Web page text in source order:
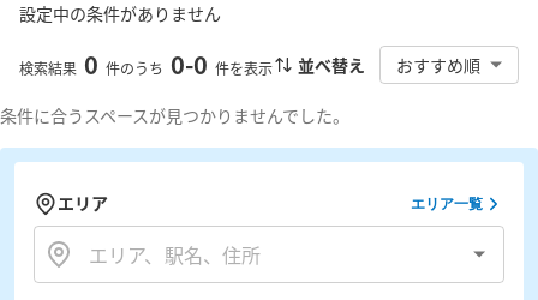
設定中の条件がありません
検索結果 0 件のうち 0-0 件を表示 並べ替え おすすめ順
条件に合うスペースが見つかりませんでした。
エリア エリア一覧